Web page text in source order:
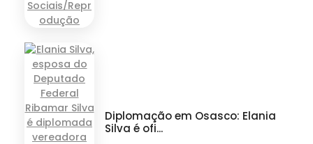
Diplomação em Osasco: Elania
Silva é ofi...